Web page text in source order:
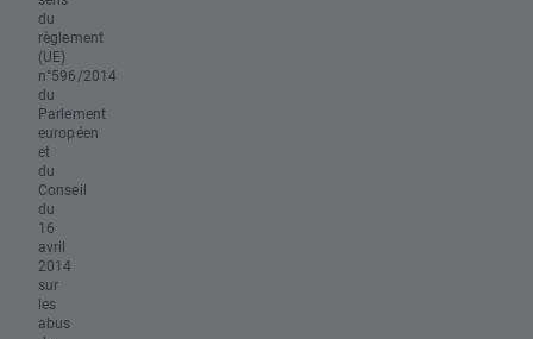
du
règlement
(UE)
n°596/2014
du
Parlement
européen
et
du
Conseil
du
16
avril
2014
sur
les
abus